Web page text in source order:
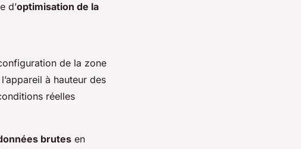
d’optimisation de la
de la zone
à hauteur des
réelles
brutes en